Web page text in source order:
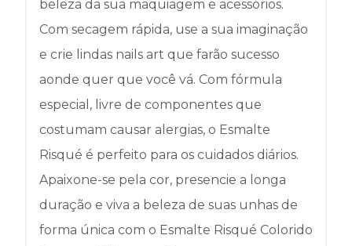
beleza da sua maquiagem e acessórios.
Com secagem rápida, use a sua imaginação
e crie lindas nails art que farão sucesso
aonde quer que você vá. Com fórmula
especial, livre de componentes que
costumam causar alergias, o Esmalte
Risqué é perfeito para os cuidados diários.
Apaixone-se pela cor, presencie a longa
duração e viva a beleza de suas unhas de
forma única com o Esmalte Risqué Colorido